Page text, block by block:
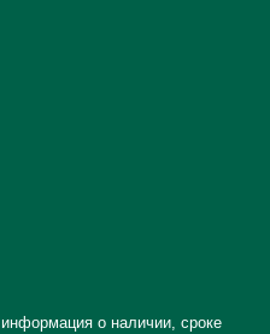
о наличии, сроке